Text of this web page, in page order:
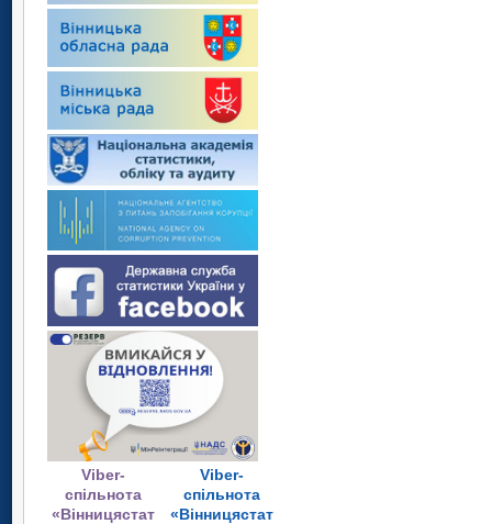
Viber-
спільнота
«Вінницястат
Viber-
спільнота
«Вінницястат